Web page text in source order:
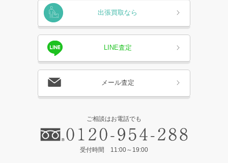
出張買取なら
LINE査定
メール査定
ご相談はお電話でも
受付時間 11:00～19:00